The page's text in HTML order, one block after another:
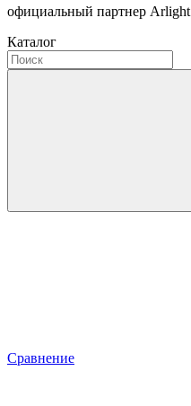
официальный партнер Arlight
Каталог
Сравнение